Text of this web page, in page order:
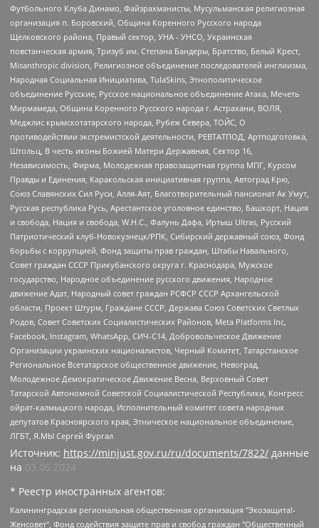
Футбольного Клуба Динамо, Файзрахманисты, Мусульманская религиозная
организация п. Боровский, Община Коренного Русского народа
Щелковского района, Правый сектор, УНА - УНСО, Украинская
повстанческая армия, Тризуб им. Степана Бандеры, Братство, Белый Крест,
Misanthropic division, Религиозное объединение последователей инглиизма,
Народная Социальная Инициатива, TulaSkins, Этнополитическое
объединение Русские, Русское национальное объединение Атака, Мечеть
Мирмамеда, Община Коренного Русского народа г. Астрахани, ВОЛЯ,
Меджлис крымскотатарского народа, Рубеж Севера, ТОЙС, О
противодействии экстремистской деятельности, РЕВТАТПОД, Артподготовка,
Штольц, В честь иконы Божией Матери Державная, Сектор 16,
Независимость, Фирма, Молодежная правозащитная группа МПГ, Курсом
Правды и Единения, Каракольская инициативная группа, Автоград Крю,
Союз Славянских Сил Руси, Алля-Аят, Благотворительный пансионат Ак Умут,
Русская республика Русь, Арестантское уголовное единство, Башкорт, Нация
и свобода, Нация и свобода, W.H.С., Фалунь Дафа, Иртыш Ultras, Русский
Патриотический клуб-Новокузнецк/РПК, Сибирский державный союз, Фонд
борьбы с коррупцией, Фонд защиты прав граждан, Штабы Навального,
Совет граждан СССР Прикубанского округа г. Краснодара, Мужское
государство, Народное объединение русского движения, Народное
движение Адат, Народный совет граждан РСФСР СССР Архангельской
области, Проект Штурм, Граждане СССР, Держава Союз Советских Светлых
Родов, Совет Советских Социалистических Районов, Meta Platforms Inc,
Facebook, Instagram, WhatsApp, СИЧ-С14, Добровольческое Движение
Организации украинских националистов, Черный Комитет, Татарстанское
Региональное Всетатарское общественное движение, Невоград,
Молодежное Демократическое Движение Весна, Верховный Совет
Татарской Автономной Советской Социалистической Республики, Конгресс
ойрат-калмыцкого народа, Исполнительный комитет совета народных
депутатов Красноярского края, Этническое национальное объединение,
ЛГБТ, Я.МЫ Сергей Фургал
Источник: https://minjust.gov.ru/ru/documents/7822/ данные
на 03.05.2024
* Реестр иностранных агентов:
Калининградская региональная общественная организация "Экозащита!-Женсовет", Фонд содействия защите прав и свобод граждан "Общественный вердикт", Фонд "Институт Развития Свободы Информации", Частное учреждение "Информационное агентство МЕМО. РУ", Региональная общественная организация "Общественная комиссия по сохранению наследия академика Сахарова", Фонд поддержки свободы прессы, Санкт-Петербургская общественная правозащитная организация "Гражданский контроль", Межрегиональная общественная организация "Информационно-просветительский центр "Мемориал", Региональный Фонд "Центр Защиты Прав Средств Массовой Информации", с 05.12.2023 Фонд "Центр Защиты Прав Средств массовой информации", Региональная общественная благотворительная организация помощи беженцам и мигрантам "Гражданское содействие", Негосударственное образовательное учреждение дополнительного профессионального образования (повышение квалификации) специалистов "АКАДЕМИЯ ПО ПРАВАМ ЧЕЛОВЕКА", Свердловская региональная общественная организация "Сутяжник", Автономная некоммерческая организация "Центр независимых социологических исследований", Союз общественных объединений "Российский исследовательский центр по правам человека", Региональное общественное учреждение научно-информационный центр "МЕМОРИАЛ", Некоммерческая организация "Фонд защиты гласности", Автономная некоммерческая организация "Институт прав человека", Городская общественная организация "Екатеринбургское общество "МЕМОРИАЛ", Городская общественная организация "Рязанское историко-просветительское и правозащитное общество "Мемориал" (Рязанский Мемориал), Челябинский региональный орган общественной самодеятельности – женское общественное объединение "Женщины Евразии", Челябинский региональный орган общественной самодеятельности "Уральская правозащитная группа", Фонд содействия защите здоровья и социальной справедливости имени Андрея Рылькова, Автономная Некоммерческая Организация "Аналитический Центр Юрия Левады", Автономная некоммерческая организация социальной поддержки населения "Проект Апрель", Региональная общественная организация помощи женщинам и детям, находящимся в кризисной ситуации "Информационно-методический центр "Анна", Фонд содействия развитию массовых коммуникаций и правовому просвещению "Так-так-Так", Фонд содействия устойчивому развитию "Серебряная тайга", Свердловский региональный общественный фонд социальных проектов "Новое время", "Idel.Реалии", Кавказ.Реалии, Крым.Реалии, Телеканал Настоящее Время, Татаро-башкирская служба Радио Свобода (Azatliq Radiosi), Радио Свободная Европа/Радио Свобода (PCE/PC), "Сибирь.Реалии", "Фактограф", Благотворительный фонд помощи осужденным и их семьям, Автономная некоммерческая организация "Институт глобализации и социальных движений", Фонд "В защиту прав заключенных", Частное учреждение "Центр поддержки и содействия развитию средств массовой информации", Пензенский региональный общественный благотворительный фонд "Гражданский союз", "Север.Реалии", Некоммерческая организация Фонд "Правовая инициатива", Общество с ограниченной ответственностью "Радио Свободная Европа/Радио Свобода", Чешское информационное агентство "MEDIUM-ORIENT", Красноярская региональная общественная организация "Мы против СПИДа", Камалягин Денис Николаевич, Маркелов Сергей Евгеньевич, Пономарев Лев Александрович, Савицкая Людмила Алексеевна, Автономная некоммерческая организация "Центр по работе с проблемой насилия "НАСИЛИЮ.НЕТ", Межрегиональный профессиональный союз работников здравоохранения "Альянс врачей", Юридическое лицо, зарегистрированное в Латвийской Республике, SIA "Medusa Project" (регистрационный номер 40103797863, дата регистрации 10.06.2014), Некоммерческая организация "Фонд по борьбе с коррупцией", Автономная некоммерческая организация "Институт права и публичной политики", Баданин Роман Сергеевич, Гликин Максим Александрович, Железнова Мария Михайловна, Лукьянова Юлия Сергеевна, Маетная Елизавета Витальевна, Маняхин Петр Борисович, Чуракова Ольга Владимировна, Ярош Юлия Петровна, Юридическое лицо "The Insider SIA", зарегистрированное в Риге, Латвийская Республика (дата регистрации 26.06.2015), являющееся администратором доменного имени интернет-издания "The Insider SIA", https://theins.ru, Постернак Алексей Евгеньевич, Рубин Михаил Аркадьевич, Анин Роман Александрович, Юридическое лицо Istories fonds, зарегистрированное в Латвийской Республике (регистрационный номер 50008295751, дата регистрации 24.02.2020), Великовский Дмитрий Александрович, Долинина Ирина Николаевна, Мароховская Алеся Алексеевна, Шлейнов Роман Юрьевич, Шмагун Олеся Валентиновна, Общество с ограниченной ответственностью "Альтаир 2021", Общество с ограниченной ответственностью "Вега 2021", Общество с ограниченной ответственностью "Главный редактор 2021", Общество с ограниченной ответственностью "Ромашки монолит", Важенков Артем Валерьевич, Ивановская областная общественная организация "Центр гендерных исследований", Гурман Юрий Альбертович, Медиапроект "ОВД-Инфо", Егоров Владимир Владимирович, Жилинский Владимир Александрович, Общество с ограниченной ответственностью "ЗП", Иванова София Юрьевна, Карезина Инна Павловна, Кильтау Екатерина Викторовна, Петров Алексей Викторович, Пискунов Сергей Евгеньевич, Смирнов Сергей Сергеевич, Тихонов Михаил Сергеевич, Общество с ограниченной ответственностью "ЖУРНАЛИСТ-ИНОСТРАННЫЙ АГЕНТ", Арапова Галина Юрьевна, Вольтская Татьяна Анатольевна, Американская компания "Mason G.E.S. Anonymous Foundation" (США), являющаяся владельцем интернет-издания https://mnews.world/, Компания "Stichting Bellingcat", зарегистрированная в Нидерландах (дата регистрации 11.07.2018), Захаров Андрей Вячеславович, Клепиковская Екатерина Дмитриевна, Общество с ограниченной ответственностью "МЕМО", Перл Роман Александрович, Симонов Евгений Алексеевич, Соловьева Елена Анатольевна, Сотников Даниил Владимирович, Сурначева Елизавета Дмитриевна, Автономная некоммерческая организация по защите прав человека и информированию населения "Якутия – Наше Мнение", Общество с ограниченной ответственностью "Москоу диджитал медиа", с 26.01.2023 Общество с ограниченной ответственностью "Чайка Белые сады", Ветошкина Валерия Валерьевна, Заговора Максим Александрович, Межрегиональное общественное движение "Российская ЛГБТ - сеть", Оленичев Максим Владимирович, Павлов Иван Юрьевич, Скворцова Елена Сергеевна, Общество с ограниченной ответственностью "Как бы инагент", Кочетков Игорь Викторович, Общество с ограниченной ответственностью "Честные выборы", Еланчик Олег Александрович, Общество с ограниченной ответственностью "Нобелевский призыв", Гималова Регина Эмилевна, Григорьев Андрей Валерьевич, Григорьева Алина Александровна, Ассоциация по содействию защите прав призывников, альтернативнослужащих и военнослужащих "Правозащитная группа "Гражданин.Армия.Право", Хисамова Регина Фаритовна, Автономная некоммерческая организация по реализации социально-правовых программ "Лилит", Дальневосточное общественное движение "Маяк", Санкт-Петербургская ЛГБТ-инициативная группа "Выход", Инициативная группа ЛГБТ+ "Реверс", Алексеев Андрей Викторович, Бекбулатова Таисия Львовна, Беляев Иван Михайлович, Владыкина Елена Сергеевна, Гельман Марат Александрович, Никульшина Вероника Юрьевна, Толоконникова Надежда Андреевна, Шендерович Виктор Анатольевич, Общество с ограниченной ответственностью "Данное сообщение", Общество с ограниченной ответственностью Издательский дом "Новая глава", Айнбиндер Александра Александровна, Московский комьюнити-центр для ЛГБТ+инициатив, Благотворительный фонд развития филантропии, Deutsche Welle (Германия, Kurt-Schumacher-Strasse 3, 53113 Bonn), Борзунова Мария Михайловна, Воробьев Виктор Викторович, Голубева Анна Львовна, Константинова Алла Михайловна, Малкова Ирина Владимировна, Мурадов Мурад Абдулгалимович, Осетинская Елизавета Николаевна, Понасенков Евгений Николаевич, Ганапольский Матвей Юрьевич, Киселев Евгений Алексеевич, Борухович Ирина Григорьевна, Дремин Иван Тимофеевич, Дубровский Дмитрий Викторович, Красноярская региональная общественная организация поддержки и развития альтернативных образовательных технологий и межкультурных коммуникаций "ИНТЕРРА", Маяковская Екатерина Алексеевна, Фейгин Марк Захарович, Филимонов Андрей Викторович, Дзугкоева Регина Николаевна, Доброхотов Роман Александрович, Дудь Юрий Александрович, Елкин Сергей Владимирович, Кругликов Кирилл Игоревич, Сабунаева Мария Леонидовна, Семенов Алексей Владимирович, Шаинян Карен Багратович, Шульман Екатерина Михайловна, Асафьев Артур Валерьевич, Вахштайн Виктор Семенович, Венедиктов Алексей Алексеевич, Лушникова Екатерина Евгеньевна, Волков Леонид Михайлович, Невзоров Александр Глебович, Пархоменко Сергей Борисович, Сироткин Ярослав Николаевич, Кара-Мурза Владимир Владимирович, Баранова Наталья Владимировна, Гозман Леонид Яковлевич, Кагарлицкий Борис Юльевич, Климарев Михаил Валерьевич, Милов Владимир Станиславович, Автономная некоммерческая организация Краснодарский центр современного искусства "Типография", Моргенштерн Алишер Тагирович, Соболь Любовь Эдуардовна, Общество с ограниченной ответственностью "ЛИЗА НОРМ", Каспаров Гарри Кимович, Ходорковский Михаил Борисович, Общество с ограниченной ответственностью "Апрельские тезисы", Данилович Ирина Брониславовна, Кашин Олег Владимирович, Петров Николай Владимирович, Пивоваров Алексей Владимирович, Соколов Михаил Владимирович, Цветкова Юлия Владимировна, Чичваркин Евгений Александрович, Комитет против пыток/Команда против пыток, Общество с ограниченной ответственностью "Первый научный", Общество с ограниченной ответственностью "Вертолет и ко", Белоцерковская Вероника Борисовна, Кац Максим Евгеньевич, Лазарева Татьяна Юрьевна, Шаведдинов Руслан Табризович, Яшин Илья Валерьевич, Общество с ограниченной ответственностью "Иноагент ААВ", Алешковский Дмитрий Петрович, Альбац Евгения Марковна, Быков Дмитрий Львович, Галямина Юлия Евгеньевна, Лойко Сергей Леонидович, Мартынов Кирилл Константинович, Медведев Сергей Александрович, Крашенинников Федор Геннадиевич, Гордеева Катерина Вл